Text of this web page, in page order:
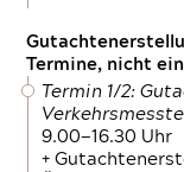
Termine, nicht
Termin 1/2:
9.00—16.30 Uhr
+